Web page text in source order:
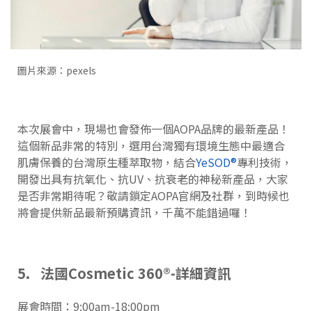
圖片來源：pexels
本次展會中，現場也會發佈一個AOPA品牌的最新產品！
這個新品非常的特別，選用台灣獨有環境生態中最適合
肌膚保養的台灣原生種萃取物，結合YeSOD®專利技術，
開發出具有抗氧化、抗UV、抗衰老的神秘新產品，大家
是否非常期待呢？敬請鎖定AOPA官網及社群，到時候也
將會提供新品最新預購資訊，千萬不能錯過囉！
5. 法國Cosmetic 360®-詳細資訊
展會時間：9:00am-18:00pm